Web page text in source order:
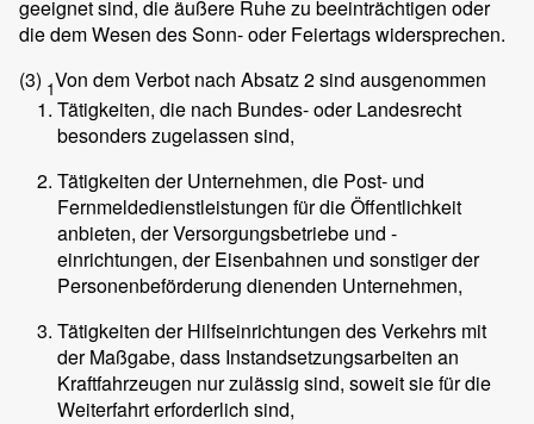
geeignet sind, die äußere Ruhe zu beeinträchtigen oder
die dem Wesen des Sonn- oder Feiertags widersprechen.
(3) 1Von dem Verbot nach Absatz 2 sind ausgenommen
Tätigkeiten, die nach Bundes- oder Landesrecht
besonders zugelassen sind,
Tätigkeiten der Unternehmen, die Post- und
Fernmeldedienstleistungen für die Öffentlichkeit
anbieten, der Versorgungsbetriebe und -
einrichtungen, der Eisenbahnen und sonstiger der
Personenbeförderung dienenden Unternehmen,
Tätigkeiten der Hilfseinrichtungen des Verkehrs mit
der Maßgabe, dass Instandsetzungsarbeiten an
Kraftfahrzeugen nur zulässig sind, soweit sie für die
Weiterfahrt erforderlich sind,